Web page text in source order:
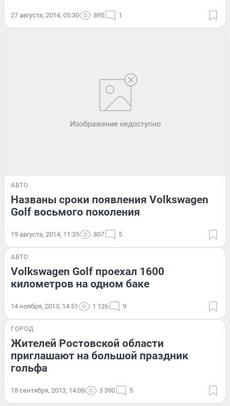
27 августа, 2014, 05:30 895 1
АВТО
Названы сроки появления Volkswagen
Golf восьмого поколения
19 августа, 2014, 11:35 807 5
АВТО
Volkswagen Golf проехал 1600
километров на одном баке
14 ноября, 2013, 14:51 1 126 9
ГОРОД
Жителей Ростовской области
приглашают на большой праздник
гольфа
18 сентября, 2013, 14:08 3 390 5